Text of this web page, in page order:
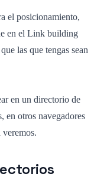
el posicionamiento,
en el Link building
las que tengas sean
en un directorio de
en otros navegadores